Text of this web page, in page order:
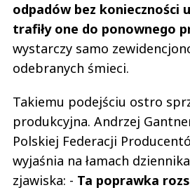
odpadów bez konieczności
trafiły one do ponownego
wystarczy samo
odebranych śmieci.
Takiemu podejściu ostro
produkcyjna. Andrzej
Polskiej Federacji
wyjaśnia na łamach
zjawiska: - Ta poprawka